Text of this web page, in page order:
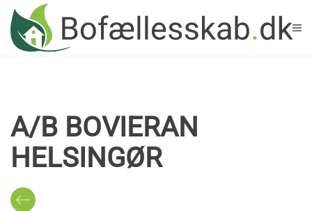
Skip to main content
A/B BOVIERAN
HELSINGØR